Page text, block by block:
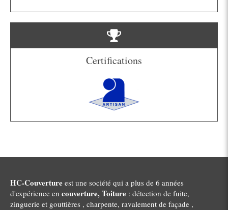
Certifications
HC-Couverture est une société qui a plus de 6 années
d'expérience en couverture, Toiture : détection de fuite,
zinguerie et gouttières , charpente, ravalement de façade ,